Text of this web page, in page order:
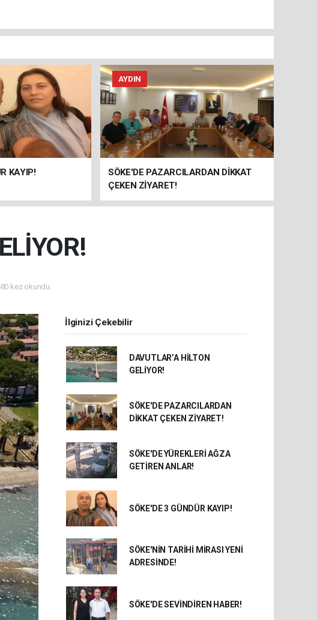
KAYIP!
AYDIN
SÖKE'DE PAZARCILARDAN DİKKAT
ÇEKEN ZİYARET!
kez okundu.
İlginizi Çekebilir
DAVUTLAR’A HİLTON
GELİYOR!
SÖKE'DE PAZARCILARDAN
DİKKAT ÇEKEN ZİYARET!
SÖKE'DE YÜREKLERİ AĞZA
GETİREN ANLAR!
SÖKE'DE 3 GÜNDÜR KAYIP!
SÖKE'NİN TARİHİ MİRASI YENİ
ADRESİNDE!
SÖKE'DE SEVİNDİREN HABER!